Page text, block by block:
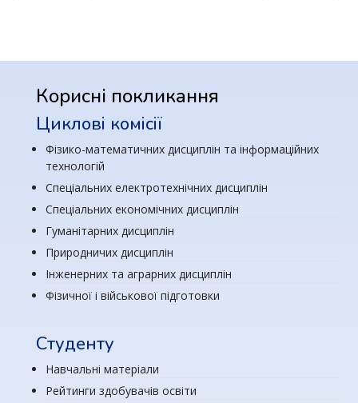
Корисні покликання
Циклові комісії
Фізико-математичних дисциплін та інформаційних
технологій
Спеціальних електротехнічних дисциплін
Спеціальних економічних дисциплін
Гуманітарних дисциплін
Природничих дисциплін
Інженерних та аграрних дисциплін
Фізичної і військової підготовки
Студенту
Навчальні матеріали
Рейтинги здобувачів освіти